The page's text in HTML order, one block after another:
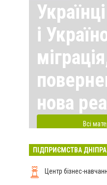
і
нова
Всі
ПІДПРИЄМСТВА ДНІПРА
Центр бізнес-